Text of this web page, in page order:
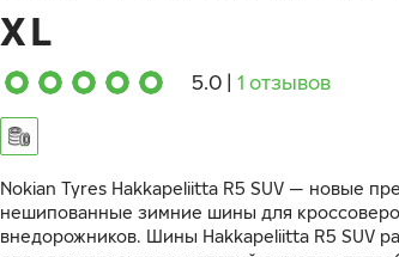
XL
5.0 1 отзывов
Nokian Tyres Hakkapeliitta R5 SUV — новые
нешипованные зимние шины для
внедорожников. Шины Hakkapeliitta R5 SUV